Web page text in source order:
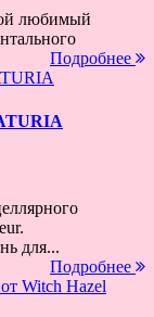
любимый
Подробнее
для...
Подробнее